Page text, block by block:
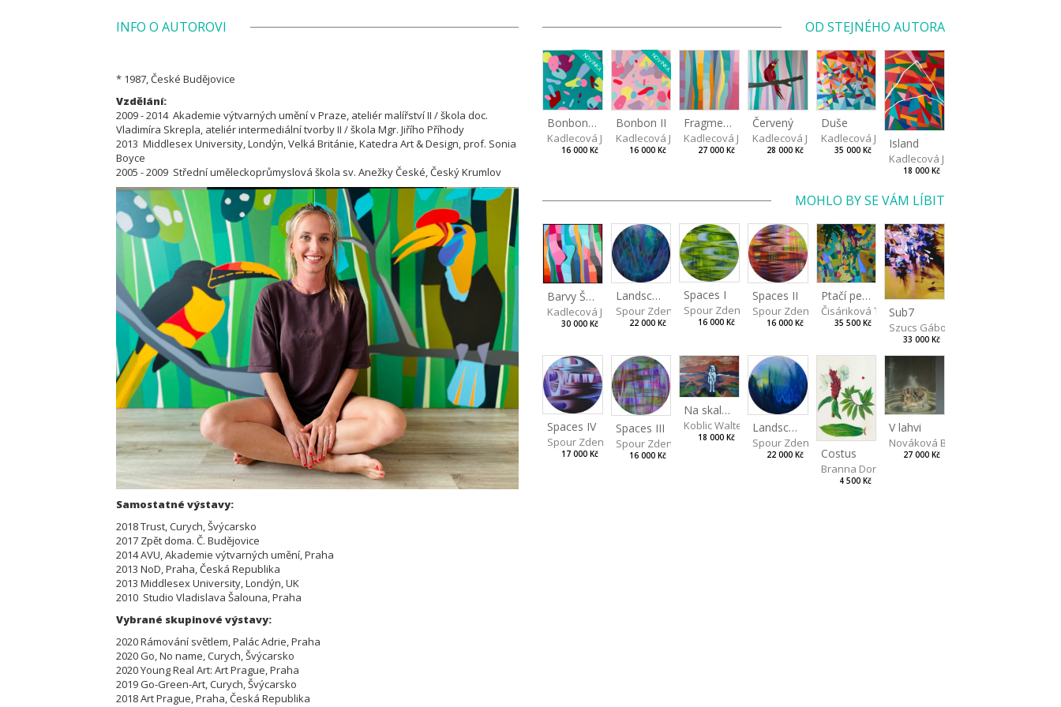
INFO O AUTOROVI
* 1987, České Budějovice
Vzdělání:
2009 - 2014 Akademie výtvarných umění v Praze, ateliér malířství II / škola doc.
Vladimíra Skrepla, ateliér intermediální tvorby II / škola Mgr. Jiřího Příhody
2013 Middlesex University, Londýn, Velká Británie, Katedra Art & Design, prof. Sonia
Boyce
2005 - 2009 Střední uměleckoprůmyslová škola sv. Anežky České, Český Krumlov
Samostatné výstavy:
2018 Trust, Curych, Švýcarsko
2017 Zpět doma. Č. Budějovice
2014 AVU, Akademie výtvarných umění, Praha
2013 NoD, Praha, Česká Republika
2013 Middlesex University, Londýn, UK
2010 Studio Vladislava Šalouna, Praha
Vybrané skupinové výstavy:
2020 Rámování světlem, Palác Adrie, Praha
2020 Go, No name, Curych, Švýcarsko
2020 Young Real Art: Art Prague, Praha
2019 Go-Green-Art, Curych, Švýcarsko
2018 Art Prague, Praha, Česká Republika
OD STEJNÉHO AUTORA
NOVINKA
Bonbon III
Kadlecová Jaroslava
16 000 Kč
NOVINKA
Bonbon II
Kadlecová Jaroslava
16 000 Kč
Fragmenty léta
Kadlecová Jaroslava
27 000 Kč
Červený
Kadlecová Jaroslava
28 000 Kč
Duše
Kadlecová Jaroslava
35 000 Kč Island
Kadlecová Jaroslava
18 000 Kč
MOHLO BY SE VÁM LÍBIT
Barvy Španělska II
Kadlecová Jaroslava
30 000 Kč
Landscape III
Spour Zdeněk
22 000 Kč
Spaces I
Spour Zdeněk
16 000 Kč
Spaces II
Spour Zdeněk
16 000 Kč
Ptačí perspektiva
Čisáriková Táňa
35 500 Kč
Sub7
Szucs Gábor
33 000 Kč
Spaces IV
Spour Zdeněk
17 000 Kč
Spaces III
Spour Zdeněk
16 000 Kč
Na skalách
Koblic Walterová Martina
18 000 Kč
Landscape II
Spour Zdeněk
22 000 Kč Costus
Branna Dorota
4 500 Kč
V lahvi
Nováková Blanka
27 000 Kč